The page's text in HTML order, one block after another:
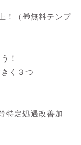
！（🎁無料テンプ
！
く３つ
特定処遇改善加